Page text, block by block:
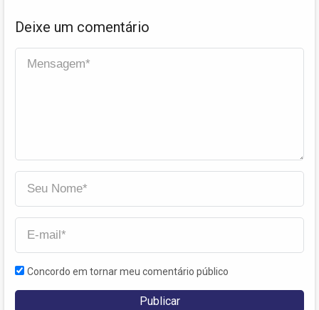
Deixe um comentário
Concordo em tornar meu comentário público